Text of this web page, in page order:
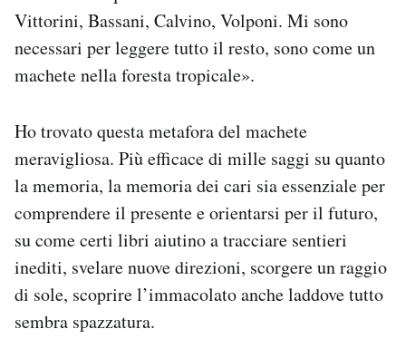
Vittorini, Bassani, Calvino, Volponi. Mi sono
necessari per leggere tutto il resto, sono come un
machete nella foresta tropicale».
Ho trovato questa metafora del machete
meravigliosa. Più efficace di mille saggi su quanto
la memoria, la memoria dei cari sia essenziale per
comprendere il presente e orientarsi per il futuro,
su come certi libri aiutino a tracciare sentieri
inediti, svelare nuove direzioni, scorgere un raggio
di sole, scoprire l’immacolato anche laddove tutto
sembra spazzatura.